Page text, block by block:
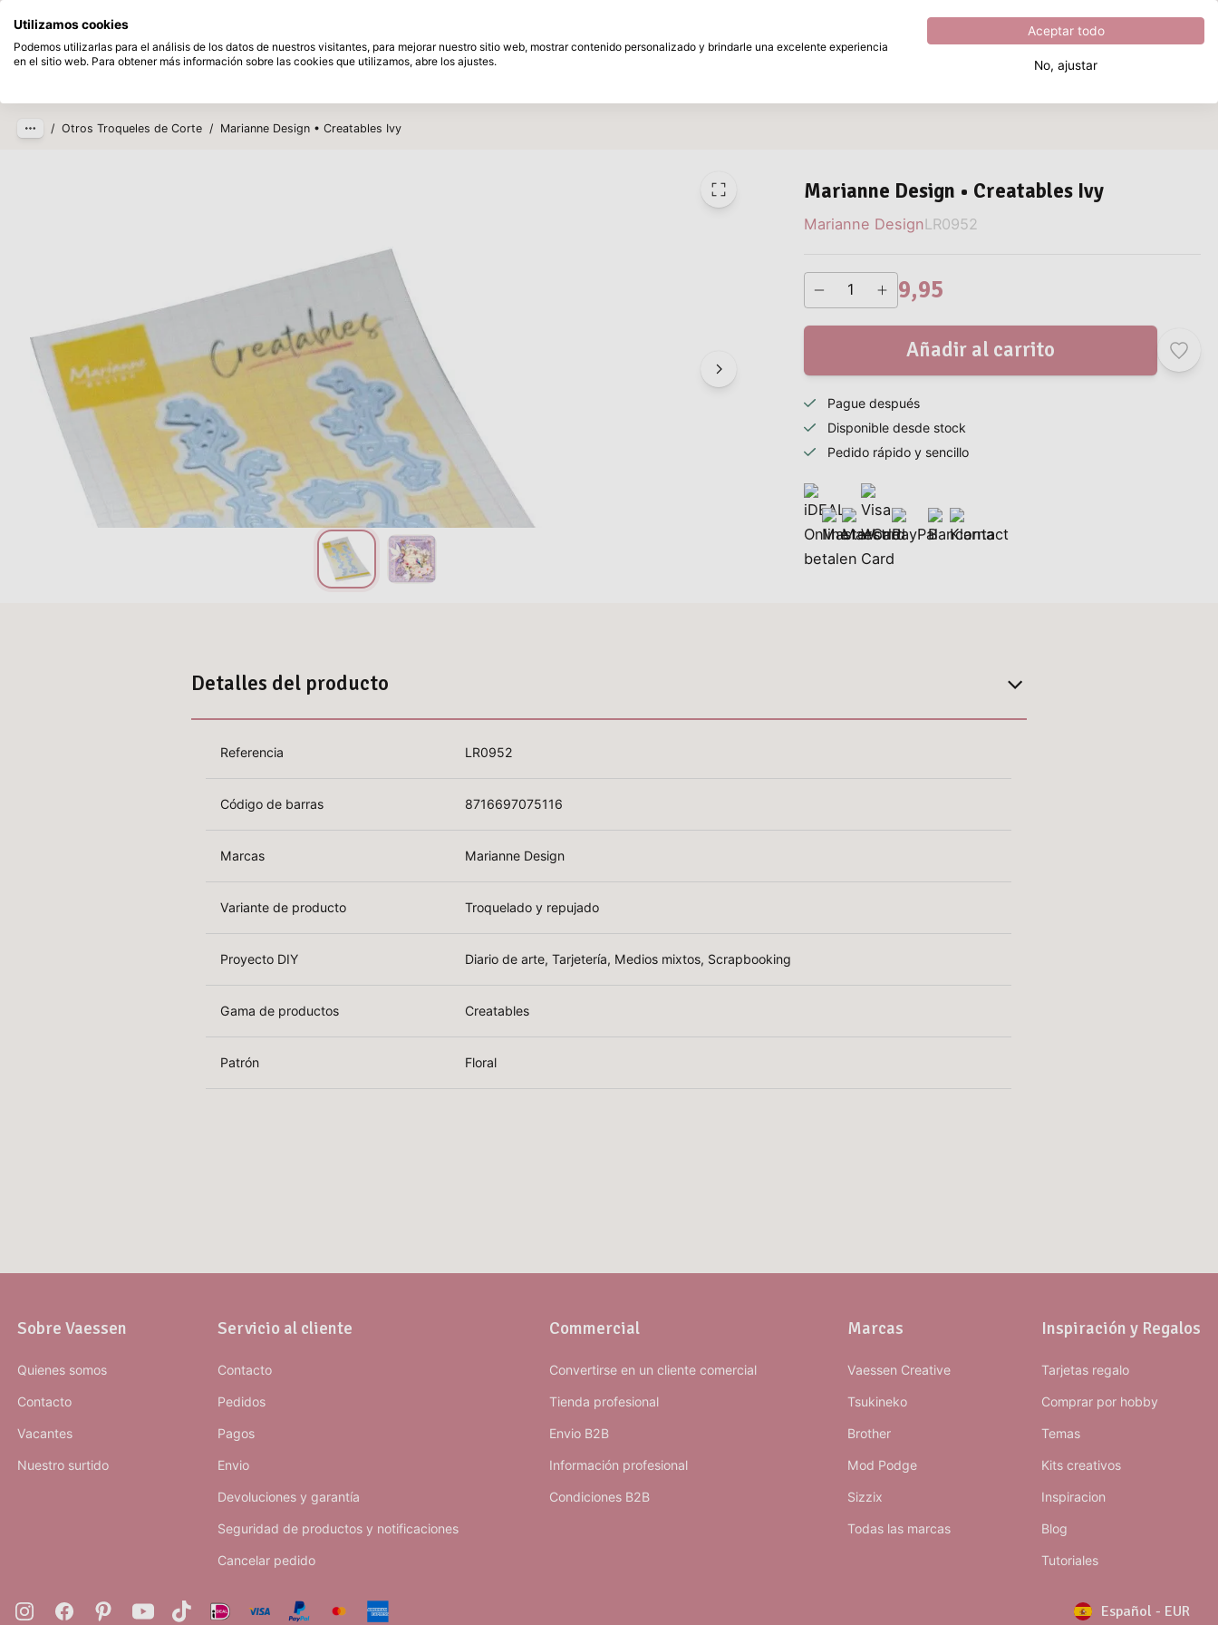
Saltar al contenido principal
Excelente 4.8sobre5
Próximamente
/ Otros Troqueles de Corte / Marianne Design • Creatables Ivy
Marianne Design • Creatables Ivy
Marianne DesignLR0952
9,95
Añadir al carrito
Pague después
Disponible desde stock
Pedido rápido y sencillo
Detalles del producto
Referencia LR0952
Código de barras 8716697075116
Marcas Marianne Design
Variante de producto Troquelado y repujado
Proyecto DIY Diario de arte, Tarjetería, Medios mixtos, Scrapbooking
Gama de productos Creatables
Patrón Floral
Sobre Vaessen
Quienes somos
Contacto
Vacantes
Nuestro surtido
Servicio al cliente
Contacto
Pedidos
Pagos
Envio
Devoluciones y garantía
Seguridad de productos y notificaciones
Cancelar pedido
Commercial
Convertirse en un cliente comercial
Tienda profesional
Envio B2B
Información profesional
Condiciones B2B
Marcas
Vaessen Creative
Tsukineko
Brother
Mod Podge
Sizzix
Todas las marcas
Inspiración y Regalos
Tarjetas regalo
Comprar por hobby
Temas
Kits creativos
Inspiracion
Blog
Tutoriales
Español - EUR
Utilizamos cookies
Podemos utilizarlas para el análisis de los datos de nuestros visitantes, para mejorar nuestro sitio web, mostrar contenido personalizado y brindarle una excelente experiencia
en el sitio web. Para obtener más información sobre las cookies que utilizamos, abre los ajustes.
Aceptar todo
No, ajustar